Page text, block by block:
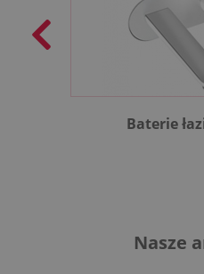
Baterie
Nasze